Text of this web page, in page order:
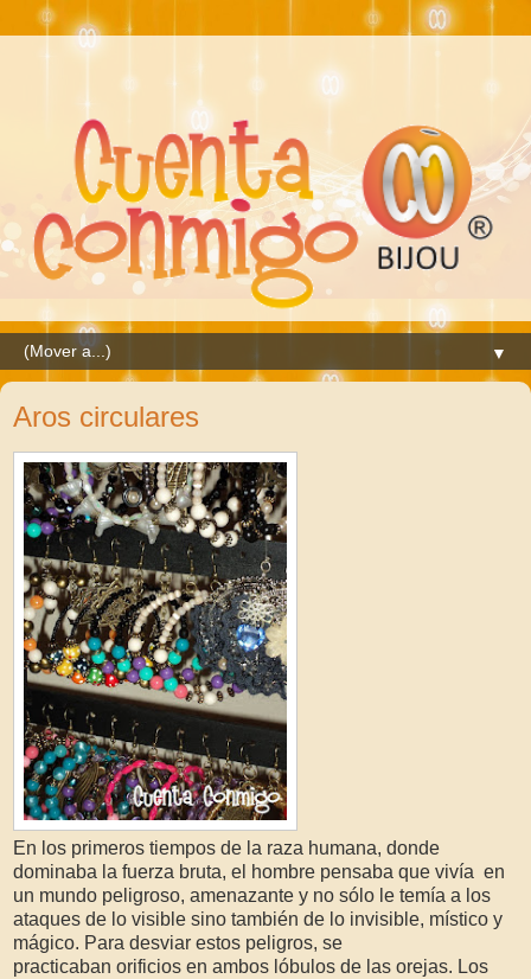
▼
Aros circulares
En los primeros tiempos de la raza humana, donde
dominaba la fuerza bruta, el hombre pensaba que vivía en
un mundo peligroso, amenazante y no sólo le temía a los
ataques de lo visible sino también de lo invisible, místico y
mágico. Para desviar estos peligros, se
practicaban orificios en ambos lóbulos de las orejas. Los